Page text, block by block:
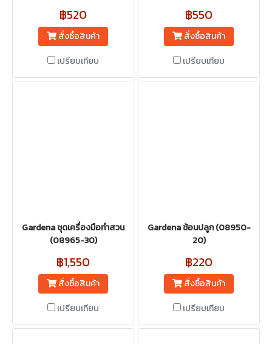
฿520
สั่งซื้อสินค้า
เปรียบเทียบ
฿550
สั่งซื้อสินค้า
เปรียบเทียบ
Gardena ชุดเครื่องมือทำสวน
(08965-30)
฿1,550
สั่งซื้อสินค้า
เปรียบเทียบ
Gardena ช้อนปลูก (08950-
20)
฿220
สั่งซื้อสินค้า
เปรียบเทียบ